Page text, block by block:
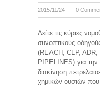
2015/11/24 0
Δείτε τις κύριες
συνοπτικούς
(REACH, CLP,
PIPELINES) για
διακίνηση
χημικών ουσιών